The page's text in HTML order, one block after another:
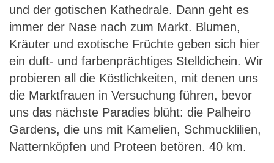
und der gotischen Kathedrale. Dann geht es
immer der Nase nach zum Markt. Blumen,
Kräuter und exotische Früchte geben sich hier
ein duft- und farbenprächtiges Stelldichein. Wir
probieren all die Köstlichkeiten, mit denen uns
die Marktfrauen in Versuchung führen, bevor
uns das nächste Paradies blüht: die Palheiro
Gardens, die uns mit Kamelien, Schmucklilien,
Natternköpfen und Proteen betören. 40 km.